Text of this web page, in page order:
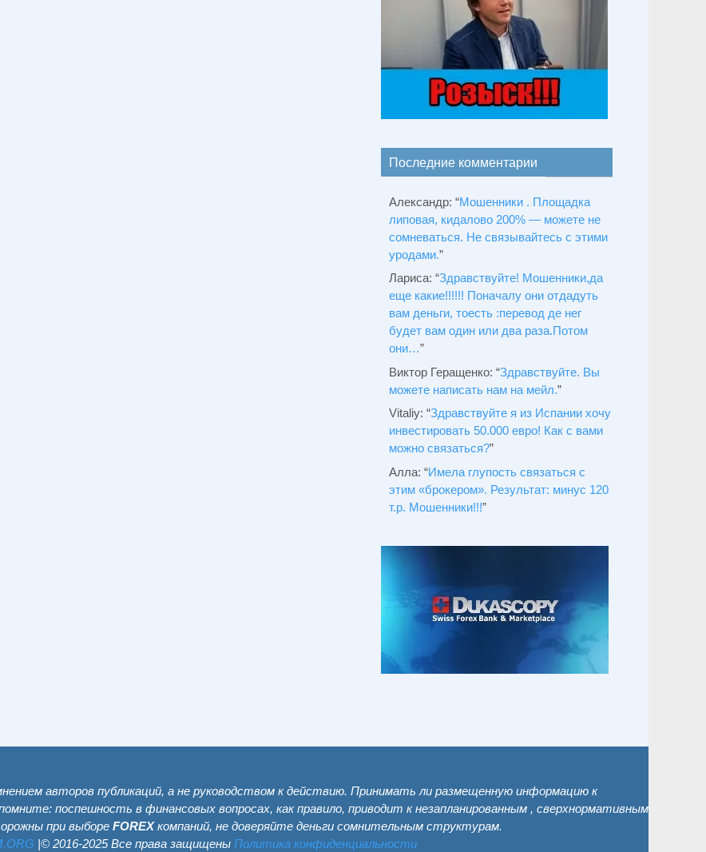
Последние комментарии
Александр: “Мошенники . Площадка
липовая, кидалово 200% — можете не
сомневаться. Не связывайтесь с этими
уродами.”
Лариса: “Здравствуйтe! Мошенники,да
еще какие!!!!!! Поначалу они отдадуть
вам деньги, тоесть :перевод де нег
будет вам один или два раза.Потом
они…”
Виктор Геращенко: “Здравствуйте. Вы
можете написать нам на мейл.”
Vitaliy: “Здравствуйте я из Испании хочу
инвестировать 50.000 евро! Как с вами
можно связаться?”
Алла: “Имела глупость связаться с
этим «брокером». Результат: минус 120
т.р. Мошенники!!!”
авторов публикаций, а не руководством к действию. Принимать ли размещенную информацию к
поспешность в финансовых вопросах, как правило, приводит к незапланированным , сверхнормативным
при выборе FOREXкомпаний, не доверяйте деньги сомнительным структурам.
|© 2016-2025 Все права защищены Политика конфиденциальности